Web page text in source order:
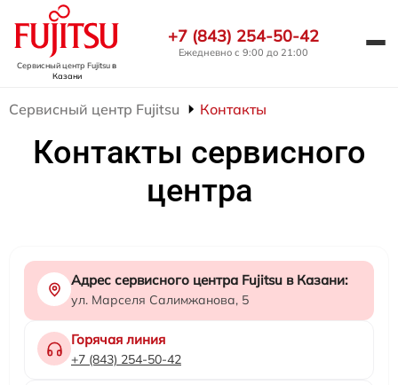
Сервисный центр Fujitsuв
Казани
+7 (843) 254-50-42
Ежедневно с 9:00 до 21:00
Сервисный центр Fujitsu Контакты
Контакты сервисного
центра
Адрес сервисного центра Fujitsu в Казани:
ул. Марселя Салимжанова, 5
Горячая линия
+7 (843) 254-50-42